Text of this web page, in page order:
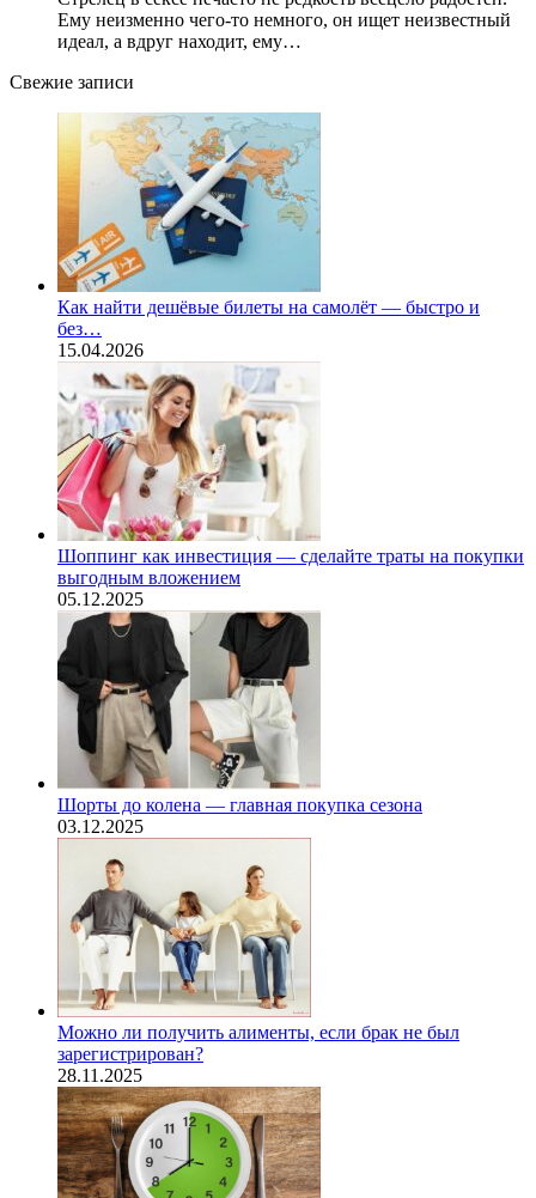
Ему неизменно чего-то немного, он ищет неизвестный
идеал, а вдруг находит, ему…
Свежие записи
Как найти дешёвые билеты на самолёт — быстро и
без…
15.04.2026
Шоппинг как инвестиция — сделайте траты на покупки
выгодным вложением
05.12.2025
Шорты до колена — главная покупка сезона
03.12.2025
Можно ли получить алименты, если брак не был
зарегистрирован?
28.11.2025